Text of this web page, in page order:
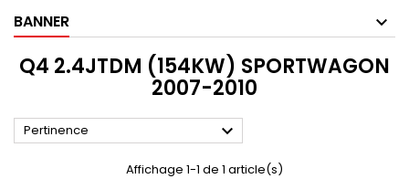
BANNER
Q4 2.4JTDM (154KW) SPORTWAGON
2007-2010
Pertinence 
Affichage 1-1 de 1 article(s)